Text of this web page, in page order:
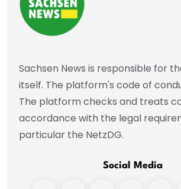
Sachsen News is responsible for
itself. The platform's code of
The platform checks and treats
accordance with the legal
particular the NetzDG.
Social Media